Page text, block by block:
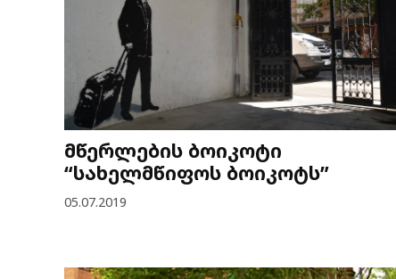
მწერლების ბოიკოტი
“სახელმწიფოს ბოიკოტს”
05.07.2019